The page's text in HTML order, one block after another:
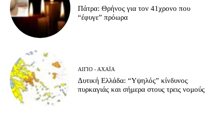
Πάτρα: Θρήνος για τον 41χρονο που
“έφυγε” πρόωρα
ΑΊΓΙΟ - ΑΧΑΪ́Α
Δυτική Ελλάδα: “Υψηλός” κίνδυνος
πυρκαγιάς και σήμερα στους τρεις νομούς